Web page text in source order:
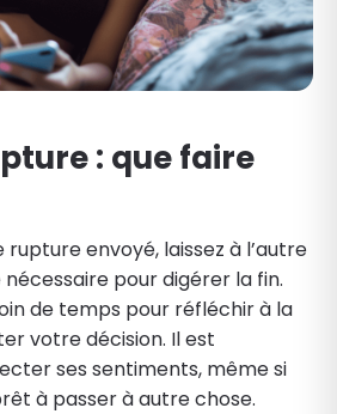
: que faire
rupture envoyé, laissez à l’autre
pour digérer la fin.
de temps pour réfléchir à la
votre décision. Il est
ses sentiments, même si
à passer à autre chose.